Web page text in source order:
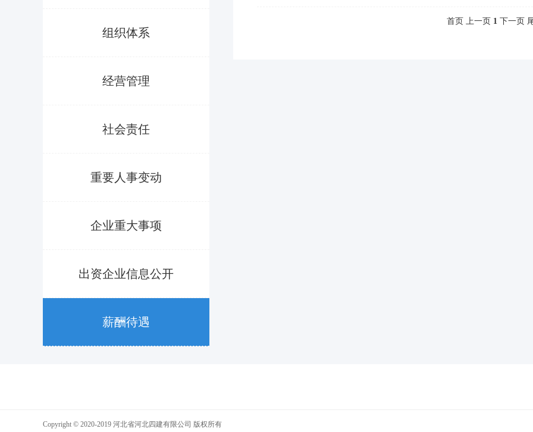
组织体系
经营管理
社会责任
重要人事变动
企业重大事项
出资企业信息公开
薪酬待遇
首页 上一页 1 下一页
Copyright © 2020-2019 河北省河北四建有限公司 版权所有